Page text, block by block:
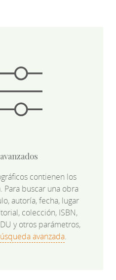
contienen los
Para buscar una obra
autoría, fecha, lugar
colección, ISBN,
y otros parámetros,
avanzada.